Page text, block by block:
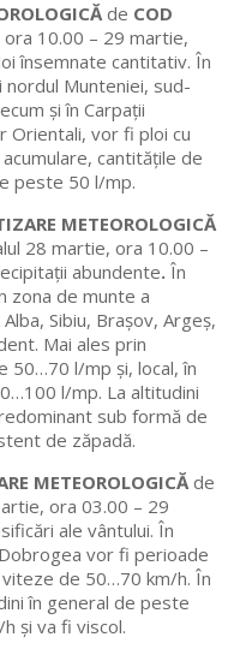
de COD
10.00 – 29 martie,
însemnate cantitativ. În
nordul Munteniei, sud-
și în Carpații
Orientali, vor fi ploi cu
cantitățile de
peste 50 l/mp.
METEOROLOGICĂ
28 martie, ora 10.00 –
abundente. În
zona de munte a
Sibiu, Brașov, Argeș,
Mai ales prin
50…70 l/mp și, local, în
l/mp. La altitudini
sub formă de
de zăpadă.
METEOROLOGICĂde
ora 03.00 – 29
ale vântului. În
vor fi perioade
de 50…70 km/h. În
în general de peste
și va fi viscol.